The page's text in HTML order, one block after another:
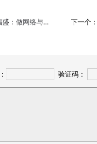
息安全的“守门人” 下一个：
验证码：